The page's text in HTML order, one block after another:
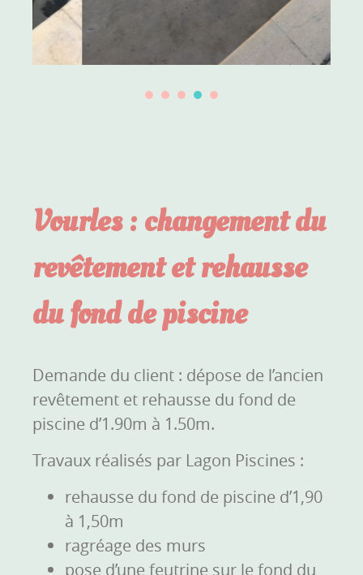
Vourles : changement du
revêtement et rehausse
du fond de piscine
Demande du client : dépose de l’ancien
revêtement et rehausse du fond de
piscine d’1.90m à 1.50m.
Travaux réalisés par Lagon Piscines :
rehausse du fond de piscine d’1,90
à 1,50m
ragréage des murs
pose d’une feutrine sur le fond du